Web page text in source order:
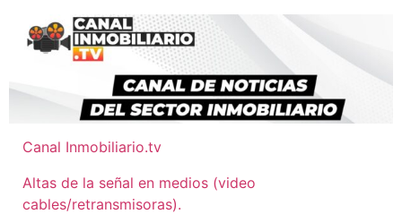
contenido
Canal Inmobiliario.tv
Altas de la señal en medios (video
cables/retransmisoras).